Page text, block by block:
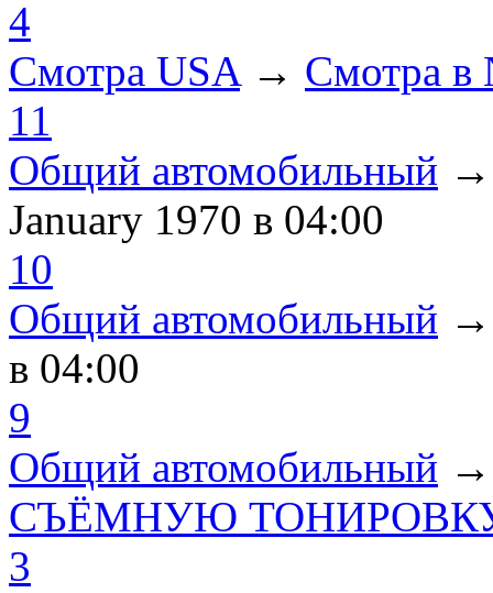
4
Смотра USA→ Смотра в
11
Общий автомобильный
January 1970 в 04:00
10
Общий автомобильный
в 04:00
9
Общий автомобильный
СЪЁМНУЮ
3